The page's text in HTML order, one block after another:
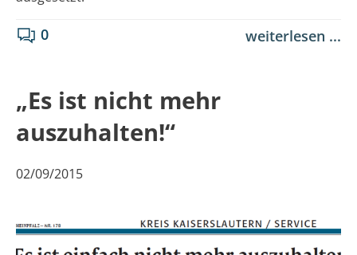
0 weiterlesen ...
„Es ist nicht mehr
auszuhalten!“
02/09/2015